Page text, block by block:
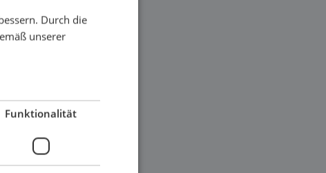
Durch die
unserer
Funktionalität